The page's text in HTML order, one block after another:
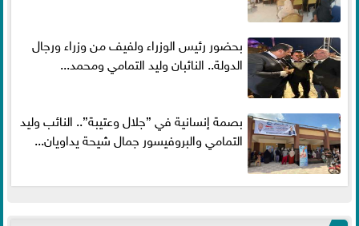
بحضور رئيس الوزراء ولفيف من وزراء ورجال
الدولة.. النائبان وليد التمامي ومحمد...
بصمة إنسانية في ”جلال وعتيبة”.. النائب وليد
التمامي والبروفيسور جمال شيحة يداويان...